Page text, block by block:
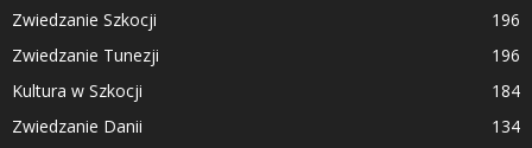
Zwiedzanie Szkocji
196
Zwiedzanie Tunezji
196
Kultura w Szkocji
184
Zwiedzanie Danii
134